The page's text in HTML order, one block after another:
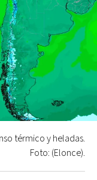
térmico y heladas.
Foto: (Elonce).